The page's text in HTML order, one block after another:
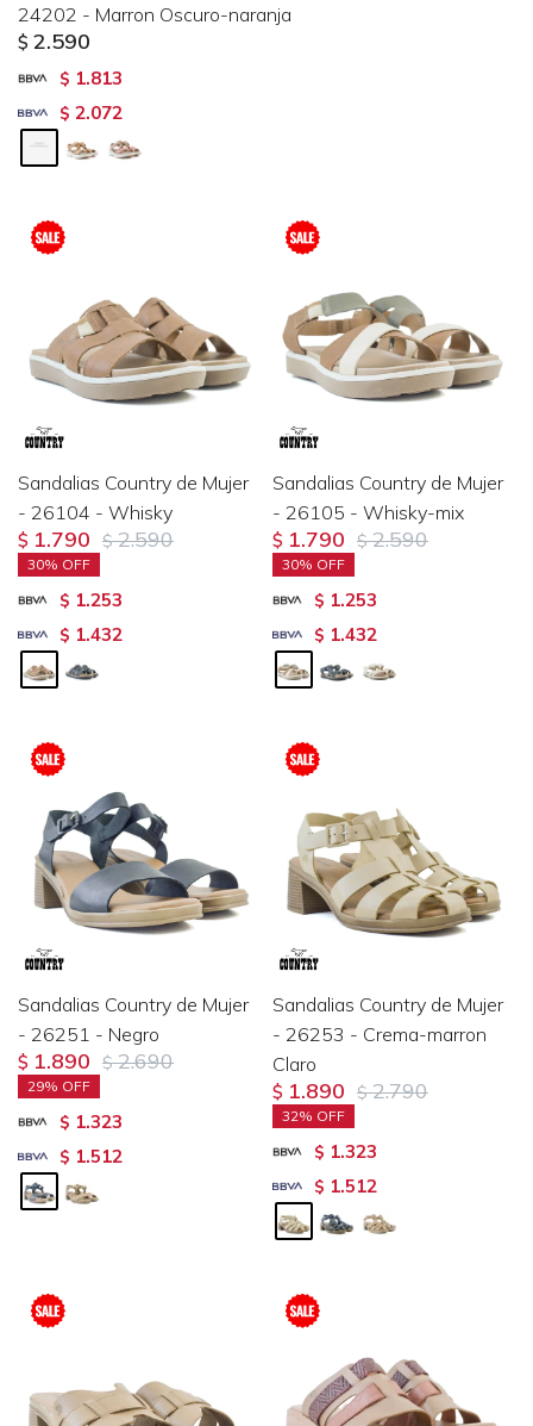
24202 - Marron Oscuro-naranja
$ 2.590
$ 1.813
$ 2.072
Sandalias Country de Mujer
- 26104 - Whisky
$ 1.790 $ 2.590
30
$ 1.253
$ 1.432
Sandalias Country de Mujer
- 26105 - Whisky-mix
$ 1.790 $ 2.590
30
$ 1.253
$ 1.432
Sandalias Country de Mujer
- 26251 - Negro
$ 1.890 $ 2.690
29
$ 1.323
$ 1.512
Sandalias Country de Mujer
- 26253 - Crema-marron
Claro
$ 1.890 $ 2.790
32
$ 1.323
$ 1.512